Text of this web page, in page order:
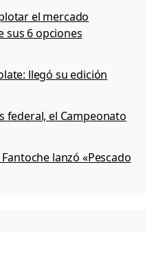
el mercado
sus 6 opciones
llegó su edición
federal, el Campeonato
lanzó «Pescado